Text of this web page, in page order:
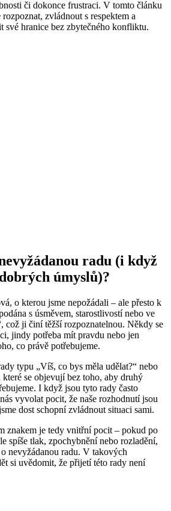
či dokonce frustraci. V tomto článku
zvládnout s respektem a
své hranice bez zbytečného konfliktu.
radu (i když
úmyslů)?
o kterou jsme nepožádali – ale přesto k
s úsměvem, starostlivostí nebo ve
což ji činí těžší rozpoznatelnou. Někdy se
jindy potřeba mít pravdu nebo jen
co právě potřebujeme.
typu „Víš, co bys měla udělat?“ nebo
které se objevují bez toho, aby druhý
I když jsou tyto rady často
vyvolat pocit, že naše rozhodnutí jsou
dost schopní zvládnout situaci sami.
znakem je tedy vnitřní pocit – pokud po
spíše tlak, zpochybnění nebo rozladění,
nevyžádanou radu. V takových
si uvědomit, že přijetí této rady není